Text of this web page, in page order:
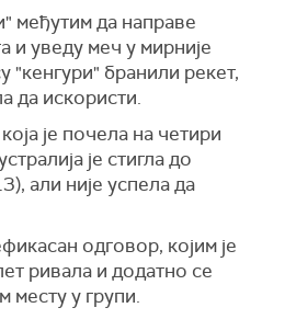
међутим да направе
и уведу меч у мирније
"кенгури" бранили рекет,
да искористи.
је почела на четири
је стигла до
али није успела да
одговор, којим је
ривала и додатно се
месту у групи.